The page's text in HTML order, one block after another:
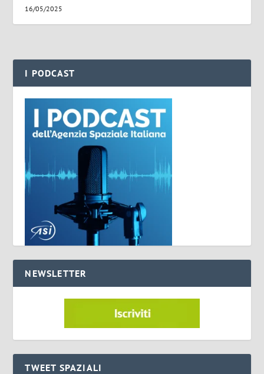
16/05/2025
I PODCAST
NEWSLETTER
TWEET SPAZIALI